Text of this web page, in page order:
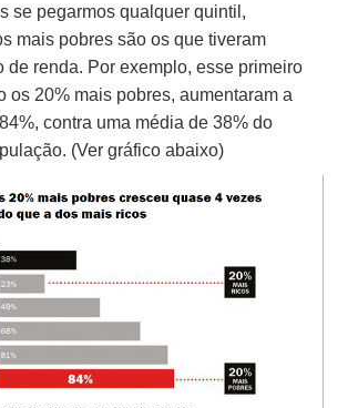
se pegarmos qualquer quintil,
mais pobres são os que tiveram
de renda. Por exemplo, esse primeiro
os 20% mais pobres, aumentaram a
contra uma média de 38% do
(Ver gráfico abaixo)